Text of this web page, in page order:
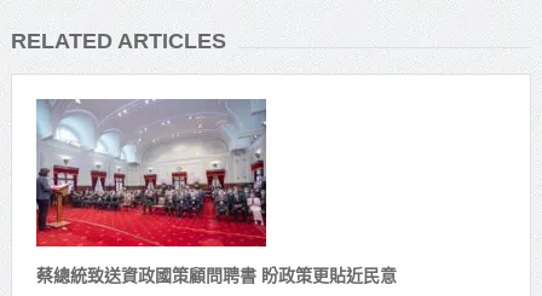
RELATED ARTICLES
蔡總統致送資政國策顧問聘書 盼政策更貼近民意